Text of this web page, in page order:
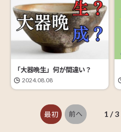
「大器晩生」何が間違い？
2024.08.08
最初 前へ 1 / 3